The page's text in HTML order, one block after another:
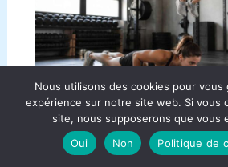
Burpees : pourquoi cet exercice
Nous utilisons des cookies pour vous
expérience sur notre site web. Si vous
site, nous supposerons que vous
Oui
Non Politique de